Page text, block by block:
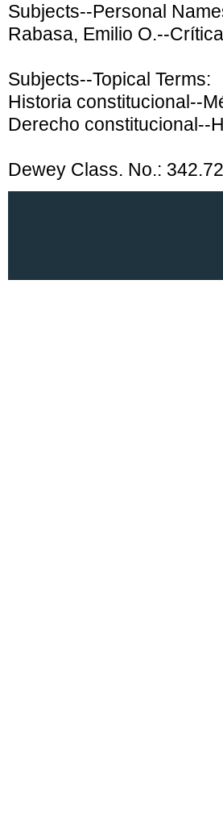
Subjects--Personal
Rabasa, Emilio O.--
Subjects--Topical Terms:
Historia constitucional--
Derecho constitucional--
Dewey Class. No.: